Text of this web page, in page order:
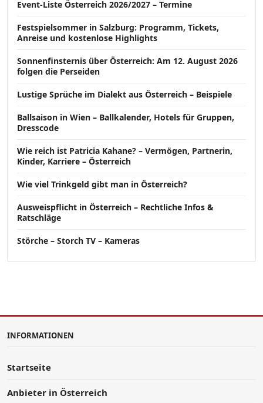
Event-Liste Österreich 2026/2027 – Termine
Festspielsommer in Salzburg: Programm, Tickets,
Anreise und kostenlose Highlights
Sonnenfinsternis über Österreich: Am 12. August 2026
folgen die Perseiden
Lustige Sprüche im Dialekt aus Österreich – Beispiele
Ballsaison in Wien – Ballkalender, Hotels für Gruppen,
Dresscode
Wie reich ist Patricia Kahane? – Vermögen, Partnerin,
Kinder, Karriere – Österreich
Wie viel Trinkgeld gibt man in Österreich?
Ausweispflicht in Österreich – Rechtliche Infos &
Ratschläge
Störche – Storch TV – Kameras
INFORMATIONEN
Startseite
Anbieter in Österreich